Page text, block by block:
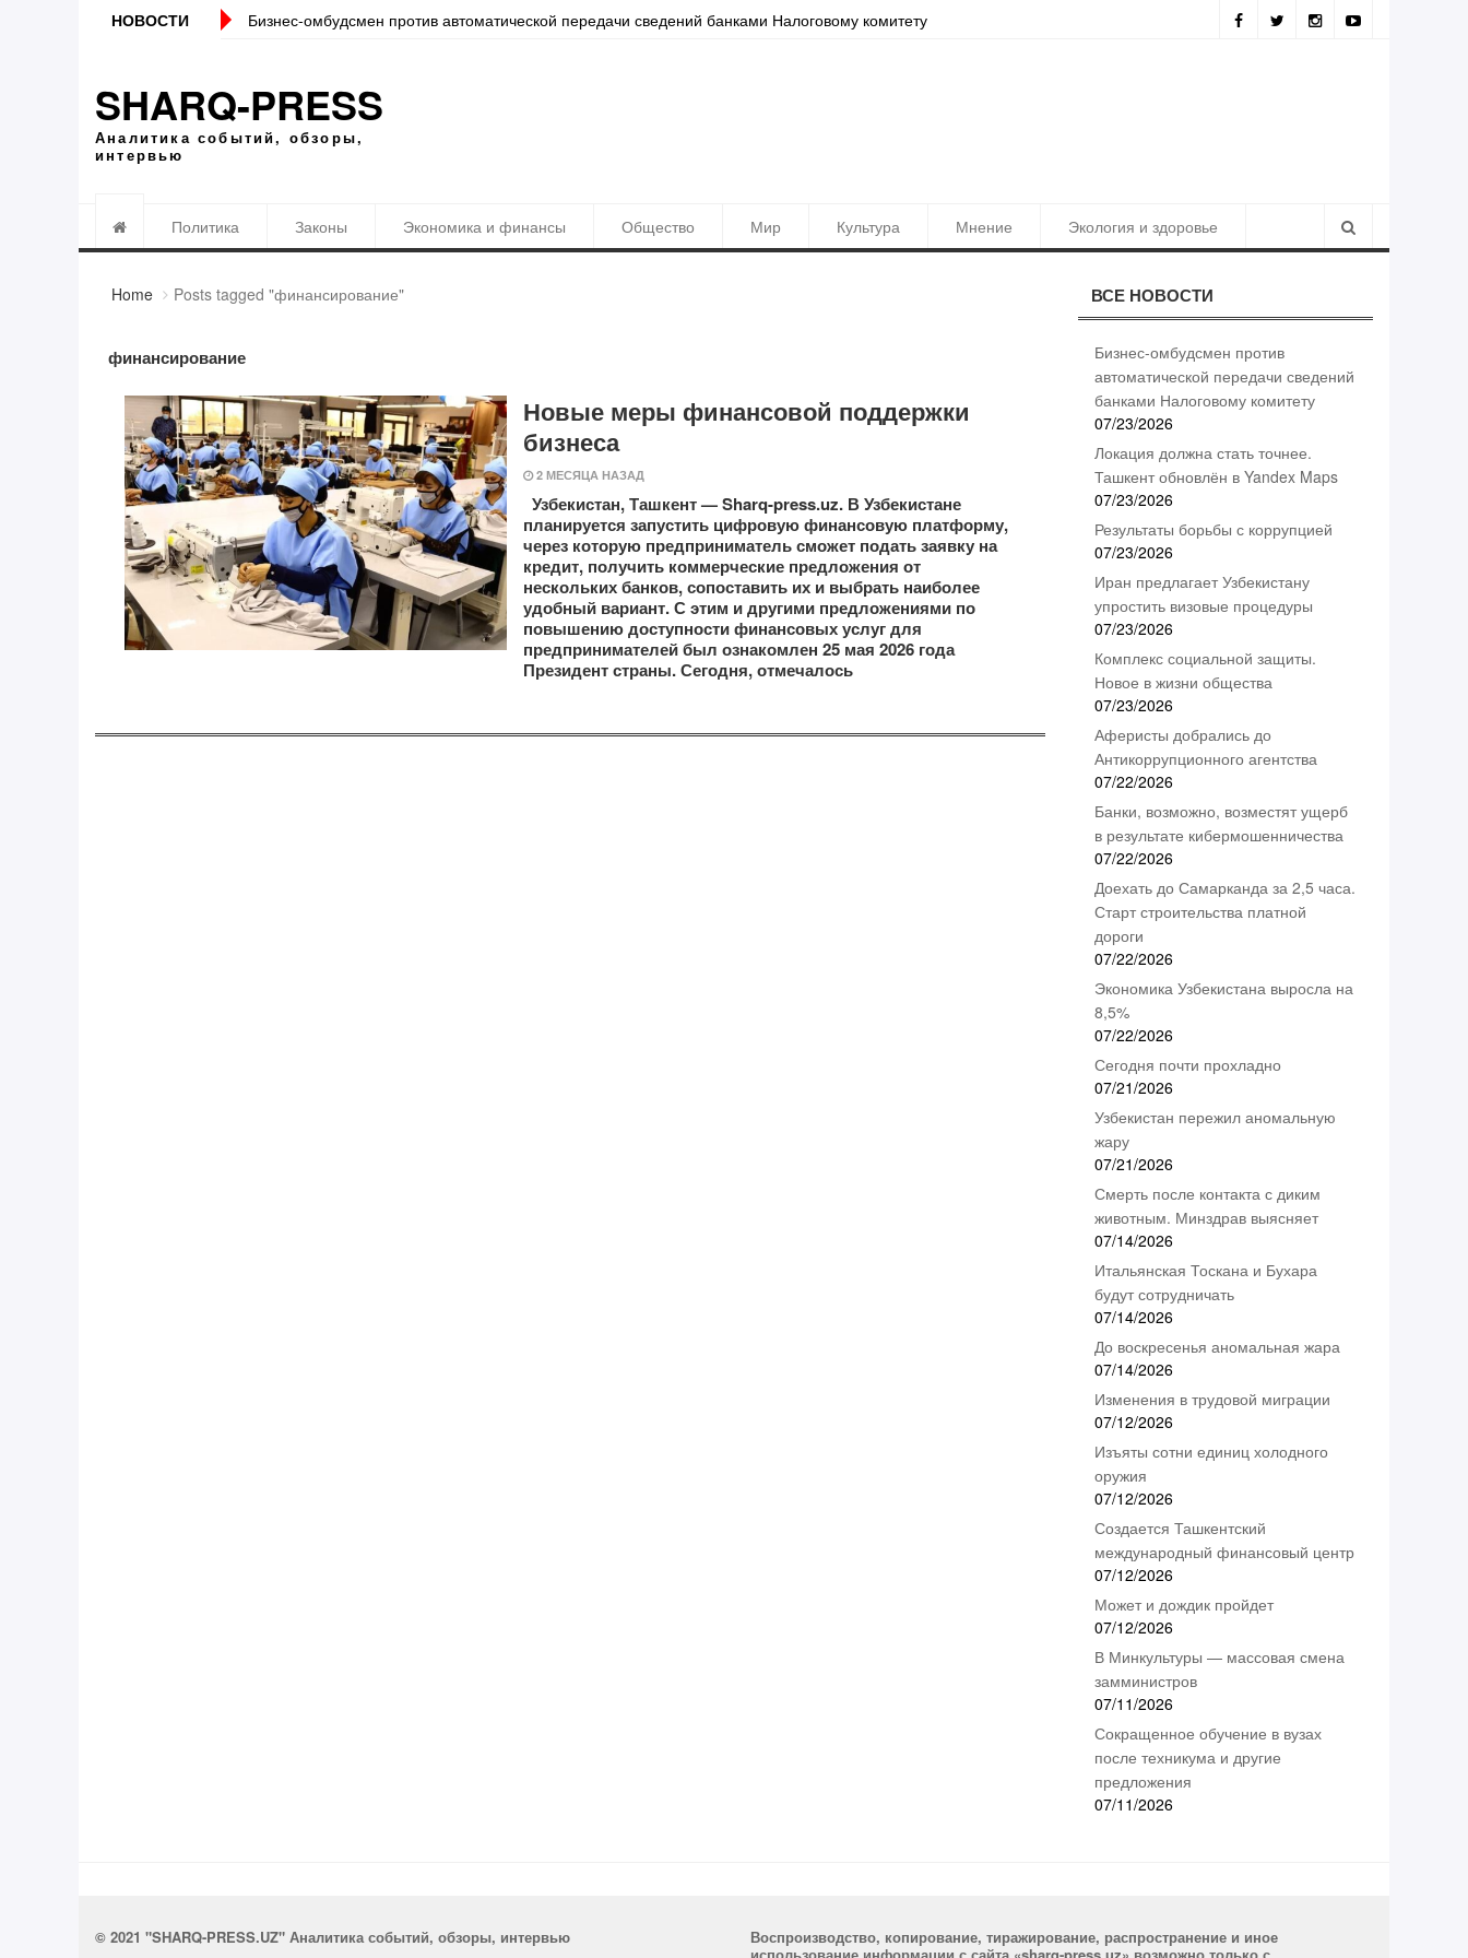
НОВОСТИ Бизнес-омбудсмен против автоматической передачи сведений банками Налоговому комитету Локация должна стать точнее. Ташкент обновлён в Yandex Maps
SHARQ-PRESS
Аналитика событий, обзоры,
интервью
Политика Законы Экономика и финансы Общество Мир Культура Мнение Экология и здоровье
Home Posts tagged "финансирование"
финансирование
Новые меры финансовой поддержки
бизнеса
2 МЕСЯЦА НАЗАД
Узбекистан, Ташкент — Sharq-press.uz. В Узбекистане
планируется запустить цифровую финансовую платформу,
через которую предприниматель сможет подать заявку на
кредит, получить коммерческие предложения от
нескольких банков, сопоставить их и выбрать наиболее
удобный вариант. С этим и другими предложениями по
повышению доступности финансовых услуг для
предпринимателей был ознакомлен 25 мая 2026 года
Президент страны. Сегодня, отмечалось
ВСЕ НОВОСТИ
Бизнес-омбудсмен против
автоматической передачи сведений
банками Налоговому комитету
07/23/2026
Локация должна стать точнее.
Ташкент обновлён в Yandex Maps
07/23/2026
Результаты борьбы с коррупцией
07/23/2026
Иран предлагает Узбекистану
упростить визовые процедуры
07/23/2026
Комплекс социальной защиты.
Новое в жизни общества
07/23/2026
Аферисты добрались до
Антикоррупционного агентства
07/22/2026
Банки, возможно, возместят ущерб
в результате кибермошенничества
07/22/2026
Доехать до Самарканда за 2,5 часа.
Старт строительства платной
дороги
07/22/2026
Экономика Узбекистана выросла на
8,5%
07/22/2026
Сегодня почти прохладно
07/21/2026
Узбекистан пережил аномальную
жару
07/21/2026
Смерть после контакта с диким
животным. Минздрав выясняет
07/14/2026
Итальянская Тоскана и Бухара
будут сотрудничать
07/14/2026
До воскресенья аномальная жара
07/14/2026
Изменения в трудовой миграции
07/12/2026
Изъяты сотни единиц холодного
оружия
07/12/2026
Создается Ташкентский
международный финансовый центр
07/12/2026
Может и дождик пройдет
07/12/2026
В Минкультуры — массовая смена
замминистров
07/11/2026
Сокращенное обучение в вузах
после техникума и другие
предложения
07/11/2026
© 2021 "SHARQ-PRESS.UZ" Аналитика событий, обзоры, интервью
Воспроизводство, копирование, тиражирование, распространение и иное